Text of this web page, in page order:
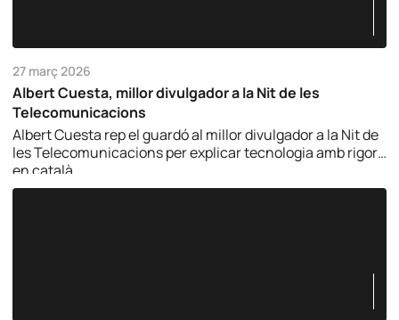
27 març 2026
Albert Cuesta, millor divulgador a la Nit de les
Telecomunicacions
Albert Cuesta rep el guardó al millor divulgador a la Nit de
les Telecomunicacions per explicar tecnologia amb rigor i
en català.